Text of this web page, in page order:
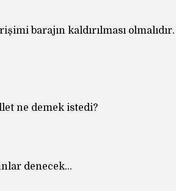
barajın kaldırılması
ne demek istedi?
denecek…